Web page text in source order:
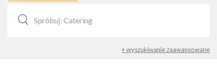
+ wyszukiwanie zaawansowane